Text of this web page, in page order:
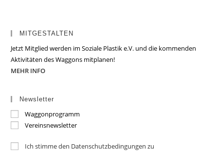
MITGESTALTEN
Jetzt Mitglied werden im Soziale Plastik e.V. und die kommenden
Aktivitäten des Waggons mitplanen!
MEHR INFO
Newsletter
Waggonprogramm
Vereinsnewsletter
Ich stimme den Datenschutzbedingungen zu